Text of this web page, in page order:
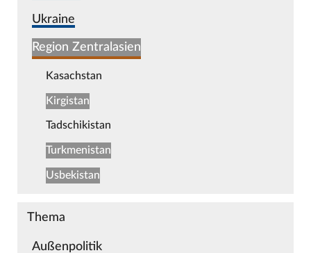
Ukraine
Region Zentralasien
Kasachstan
Kirgistan
Tadschikistan
Turkmenistan
Usbekistan
Thema
Außenpolitik